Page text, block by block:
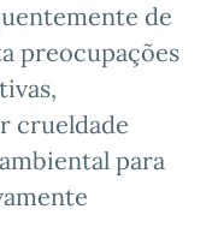
de
preocupações
crueldade
para